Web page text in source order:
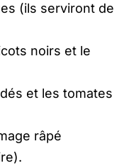
(ils serviront de
noirs et le
et les tomates
râpé